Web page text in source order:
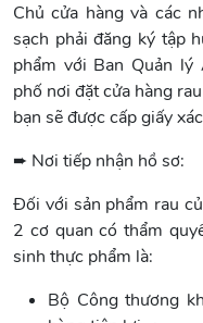
Chủ cửa hàng và các
sạch phải đăng ký tập
phẩm với Ban Quản
phố nơi đặt cửa hàng
bạn sẽ được cấp giấy
➨ Nơi tiếp nhận hồ sơ:
Đối với sản phẩm rau
2 cơ quan có thẩm
sinh thực phẩm là:
Bộ Công thương